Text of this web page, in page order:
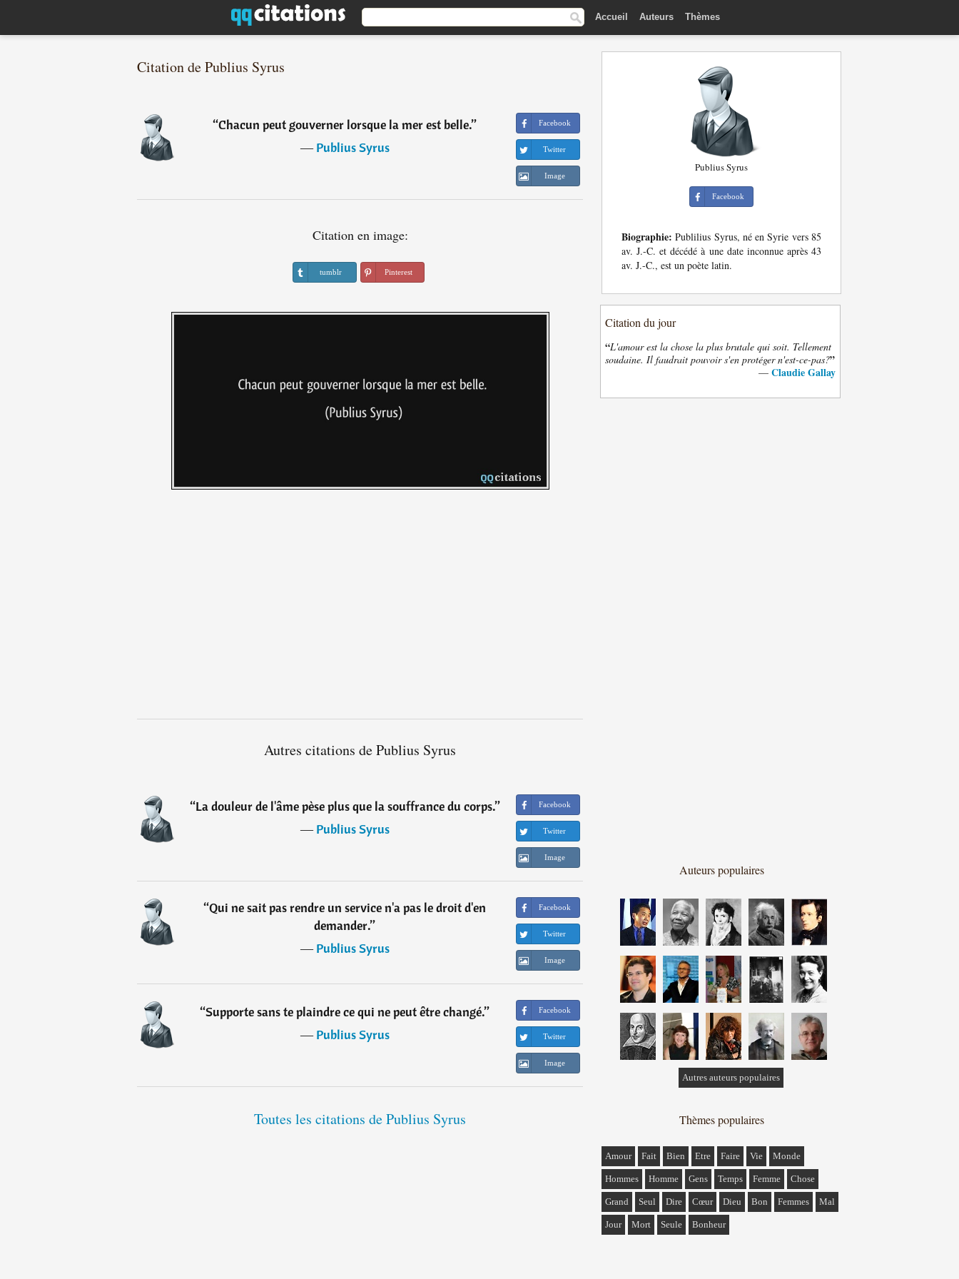
Accueil Auteurs Thèmes
Citation de Publius Syrus
“Chacun peut gouverner lorsque la mer est belle.”
―Publius Syrus
Facebook
Twitter
Image
Citation en image:
tumblr Pinterest
Autres citations de Publius Syrus
“La douleur de l'âme pèse plus que la souffrance du corps.”
―Publius Syrus
Facebook
Twitter
Image
“Qui ne sait pas rendre un service n'a pas le droit d'en
demander.”
―Publius Syrus
Facebook
Twitter
Image
“Supporte sans te plaindre ce qui ne peut être changé.”
―Publius Syrus
Facebook
Twitter
Image
Toutes les citations de Publius Syrus
Publius Syrus
Facebook
Biographie: Publilius Syrus, né en Syrie vers 85
av. J.-C. et décédé à une date inconnue après 43
av. J.-C., est un poète latin.
Citation du jour
“L'amour est la chose la plus brutale qui soit. Tellement
soudaine. Il faudrait pouvoir s'en protéger n'est-ce-pas?”
— Claudie Gallay
Auteurs populaires
Autres auteurs populaires
Thèmes populaires
Amour Fait Bien Etre Faire Vie Monde
Hommes Homme Gens Temps Femme Chose
Grand Seul Dire Cœur Dieu Bon Femmes Mal
Jour Mort Seule Bonheur